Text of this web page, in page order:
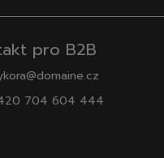
pro B2B
704 604 444